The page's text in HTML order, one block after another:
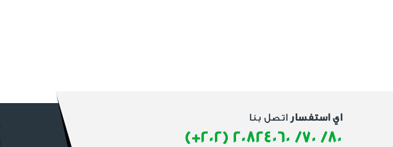
اي استفسار اتصل بنا
(+202) 20824060 /70 /80